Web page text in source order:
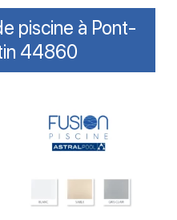
piscine à Pont-
44860